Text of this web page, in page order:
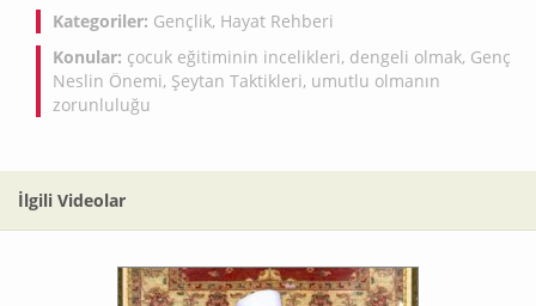
Kategoriler: Gençlik, Hayat Rehberi
Konular: çocuk eğitiminin incelikleri, dengeli olmak, Genç
Neslin Önemi, Şeytan Taktikleri, umutlu olmanın
zorunluluğu
İlgili Videolar